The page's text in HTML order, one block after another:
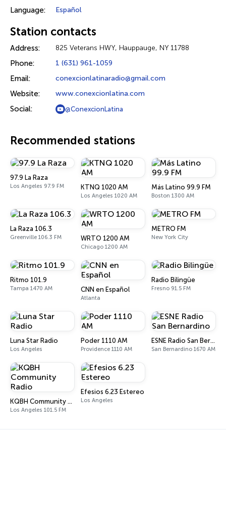
Language: Español
Station contacts
Address: 825 Veterans HWY, Hauppauge, NY 11788
Phone: 1 (631) 961-1059
Email: conexcionlatinaradio@gmail.com
Website: www.conexcionlatina.com
Social: @ConexcionLatina
Recommended stations
97.9 La Raza
Los Angeles 97.9 FM KTNQ 1020 AM
Los Angeles 1020 AM
Más Latino 99.9 FM
Boston 1300 AM
La Raza 106.3
Greenville 106.3 FM WRTO 1200 AM
Chicago 1200 AM
METRO FM
New York City
Ritmo 101.9
Tampa 1470 AM CNN en Español
Atlanta
Radio Bilingüe
Fresno 91.5 FM
Luna Star Radio
Los Angeles
Poder 1110 AM
Providence 1110 AM
ESNE Radio San Bernardino
San Bernardino 1670 AM
KQBH Community Radio
Los Angeles 101.5 FM
Efesios 6.23 Estereo
Los Angeles